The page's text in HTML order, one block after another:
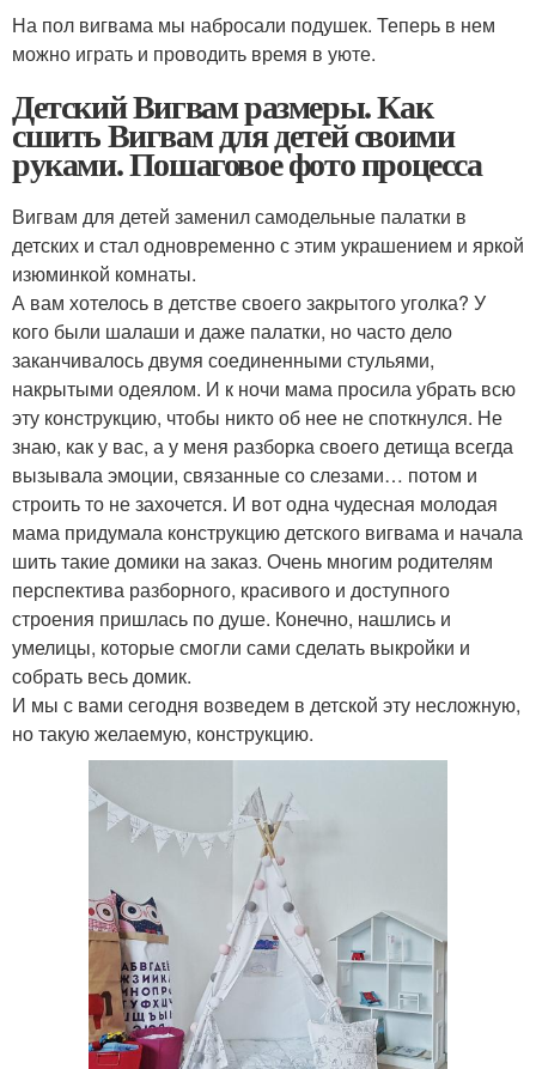
На пол вигвама мы набросали подушек. Теперь в нем
можно играть и проводить время в уюте.
Детский Вигвам размеры. Как
сшить Вигвам для детей своими
руками. Пошаговое фото процесса
Вигвам для детей заменил самодельные палатки в
детских и стал одновременно с этим украшением и яркой
изюминкой комнаты.
А вам хотелось в детстве своего закрытого уголка? У
кого были шалаши и даже палатки, но часто дело
заканчивалось двумя соединенными стульями,
накрытыми одеялом. И к ночи мама просила убрать всю
эту конструкцию, чтобы никто об нее не споткнулся. Не
знаю, как у вас, а у меня разборка своего детища всегда
вызывала эмоции, связанные со слезами… потом и
строить то не захочется. И вот одна чудесная молодая
мама придумала конструкцию детского вигвама и начала
шить такие домики на заказ. Очень многим родителям
перспектива разборного, красивого и доступного
строения пришлась по душе. Конечно, нашлись и
умелицы, которые смогли сами сделать выкройки и
собрать весь домик.
И мы с вами сегодня возведем в детской эту несложную,
но такую желаемую, конструкцию.